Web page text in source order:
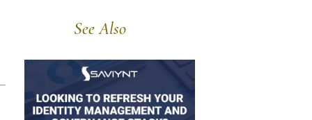
See Also